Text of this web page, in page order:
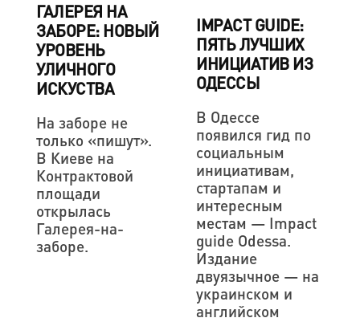
ГАЛЕРЕЯ НА
ЗАБОРЕ: НОВЫЙ
УРОВЕНЬ
УЛИЧНОГО
ИСКУСТВА
На заборе не
только «пишут».
В Киеве на
Контрактовой
площади
открылась
Галерея-на-
заборе.
IMPACT GUIDE:
ПЯТЬ ЛУЧШИХ
ИНИЦИАТИВ ИЗ
ОДЕССЫ
В Одессе
появился гид по
социальным
инициативам,
стартапам и
интересным
местам — Impact
guide Odessa.
Издание
двуязычное — на
украинском и
английском